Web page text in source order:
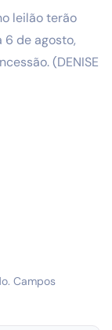
leilão terão
6 de agosto,
(DENISE
Campos